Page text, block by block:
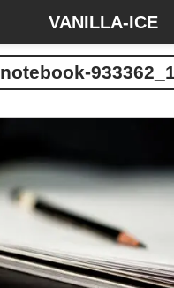
notebook-
VANILLA-ICE